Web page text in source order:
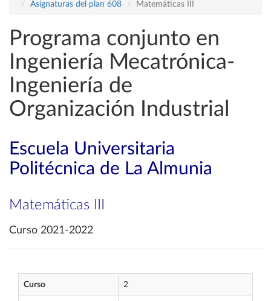
Asignaturas del plan 608
Matemáticas III
Programa conjunto en
Ingeniería Mecatrónica-
Ingeniería de
Organización Industrial
Escuela Universitaria
Politécnica de La Almunia
Matemáticas III
Curso 2021-2022
Curso 2